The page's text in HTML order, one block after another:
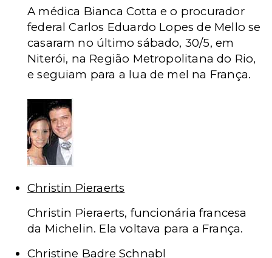
A médica Bianca Cotta e o procurador
federal Carlos Eduardo Lopes de Mello se
casaram no último sábado, 30/5, em
Niterói, na Região Metropolitana do Rio,
e seguiam para a lua de mel na França.
Christin Pieraerts
Christin Pieraerts, funcionária francesa
da Michelin. Ela voltava para a França.
Christine Badre Schnabl